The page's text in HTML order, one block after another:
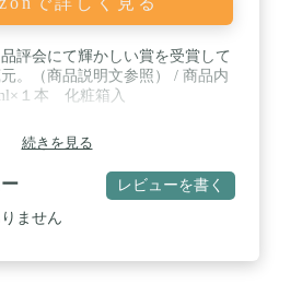
評会にて輝かしい賞を受賞して
。（商品説明文参照） / 商品内
１本 化粧箱入
続きを見る
レビューを書く
ません